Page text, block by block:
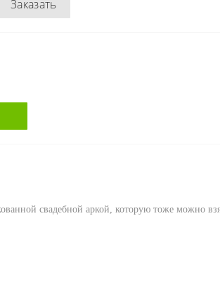
Заказать
свадебной аркой, которую тоже можно